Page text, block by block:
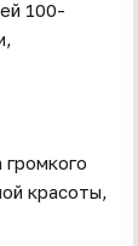
100-
красоты,